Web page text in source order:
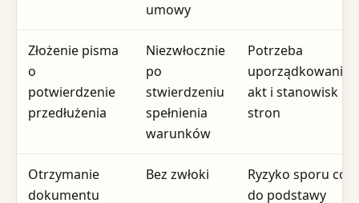
umowy
Złożenie pisma
o
potwierdzenie
przedłużenia
Niezwłocznie
po
stwierdzeniu
spełnienia
warunków
Potrzeba
uporządkowania
akt i stanowisk
stron
Otrzymanie
dokumentu
Bez zwłoki
Ryzyko sporu co
do podstawy